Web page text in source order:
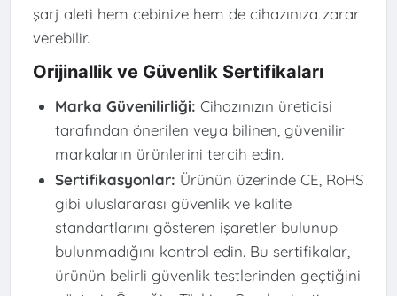
şarj aleti hem cebinize hem de cihazınıza zarar
verebilir.
Orijinallik ve Güvenlik Sertifikaları
Marka Güvenilirliği: Cihazınızın üreticisi
tarafından önerilen veya bilinen, güvenilir
markaların ürünlerini tercih edin.
Sertifikasyonlar: Ürünün üzerinde CE, RoHS
gibi uluslararası güvenlik ve kalite
standartlarını gösteren işaretler bulunup
bulunmadığını kontrol edin. Bu sertifikalar,
ürünün belirli güvenlik testlerinden geçtiğini